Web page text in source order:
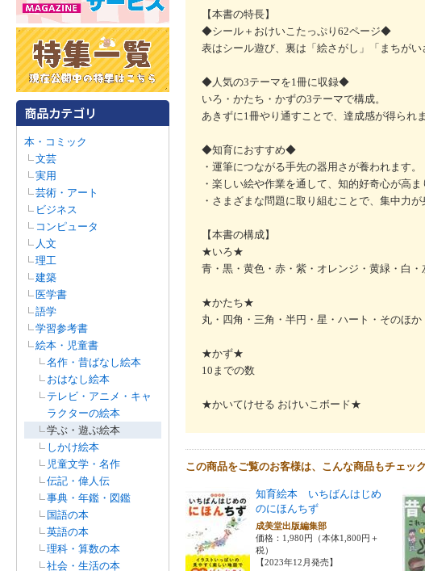
本・コミック
文芸
実用
芸術・アート
ビジネス
コンピュータ
人文
理工
建築
医学書
語学
学習参考書
絵本・児童書
名作・昔ばなし絵本
おはなし絵本
テレビ・アニメ・キャ
ラクターの絵本
学ぶ・遊ぶ絵本
しかけ絵本
児童文学・名作
伝記・偉人伝
事典・年鑑・図鑑
国語の本
英語の本
理科・算数の本
社会・生活の本
【本書の特長】
◆シール＋おけいこたっぷり62ページ◆
表はシール遊び、裏は「絵さがし」「まちが
◆人気の3テーマを1冊に収録◆
いろ・かたち・かずの3テーマで構成。
あきずに1冊やり通すことで、達成感が得られま
◆知育におすすめ◆
・運筆につながる手先の器用さが養われます。
・楽しい絵や作業を通して、知的好奇心が高ま
・さまざまな問題に取り組むことで、集中力が
【本書の構成】
★いろ★
青・黒・黄色・赤・紫・オレンジ・黄緑・白
★かたち★
丸・四角・三角・半円・星・ハート・そのほか
★かず★
10までの数
★かいてけせる おけいこボード★
この商品をご覧のお客様は、こんな商品もチェッ
知育絵本 いちばんはじめ
のにほんちず
成美堂出版編集部
価格：1,980円（本体1,800円＋
税）
【2023年12月発売】